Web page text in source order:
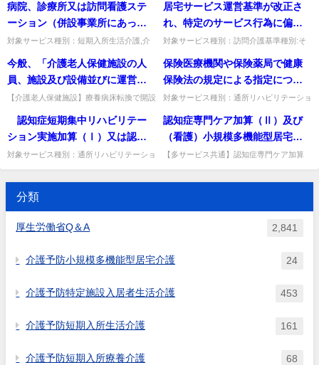
人保健施設の談話室、食堂、リ
クリエーションルームのいずれ
かと兼用できるか。
用できるか。専門棟のサービス提供に支障
をきたすため兼用は適切でな...
施設に入所した者について、入
所月は月２回に満たない場合で
あっても算定できるのか。
たない場合も算定できるか。月2回以上実
施されていなければ算定でき...
病院、診療所又は訪問看護ステ
ーション（併設事業所にあって
は、当該併設事業所を併設する
療所、介護老人保健施設、介護
医療院、特定施設入居者生活介
護、地域密着型特定施設入居者
生活介護又は介護予防特定施設
入居者生活介護の指定を受けて
いる施設を含む。以下、病院等
という。）との密接な連携によ
院等の看護職員が必要に応じて
介護事業所の利用者の健康状態
が、具体的にはどのような場合
う必要があるのか。
対象サービス種別：短期入所生活介護,介
準「病院等との密接な連携により看護職員
を確保する場合②」質問病院...
居宅サービス運営基準が改正さ
れ、特定のサービス行為に偏っ
てサービス提供を行う場合に指
廃止等の指導が必要とされた
が、指導が必要な特定のサービ
ス行為に特化した事業運営を行
っている場合とはどの様な場合
をいうのか。
対象サービス種別：訪問介護基準種別:そ
ていることの判断基準」質問居宅サービス
運営基準が改正され、特定の...
今般、「介護老人保健施設の人
員、施設及び設備並びに運営に
関する基準について」(H12老企
病床等の転換によりサテライト
型小規模介護老人保健施設を開
設した場合、「機能訓練室は、
利用すれば足りること」とされ
たが、その趣旨如何。
【介護老人保健施設】療養病床転換で開設
を本体施設と共用できる趣旨。本体・サテ
ライトに必要な面積の合計を...
保険医療機関や保険薬局で健康
保険法の規定による指定につい
て遡及の扱いが認められた場合
のか。
対象サービス種別：通所リハビリテーショ
応型通所介護,短期入所生活介護,短期入所
療養介護,福祉用具貸...
認知症短期集中リハビリテー
ション実施加算（Ⅰ）又は認知
症短期集中リハビリテーション
実施加算（Ⅱ）について、通所
リハビリテーション事業所に算
定要件を満たす医師がおらず、
情報提供を行った場合、算定は
対象サービス種別：通所リハビリテーショ
短期集中リハビリテーション...
認知症専門ケア加算（Ⅱ）及び
（看護）小規模多機能型居宅介
護における認知症加算（Ⅰ）の
認知症介護指導者は、研修修了
者であれば管理者でもかまわな
【多サービス共通】認知症専門ケア加算
分類
厚生労働省Q＆A 2,841
介護予防小規模多機能型居宅介護 24
介護予防特定施設入居者生活介護 453
介護予防短期入所生活介護 161
介護予防短期入所療養介護 68